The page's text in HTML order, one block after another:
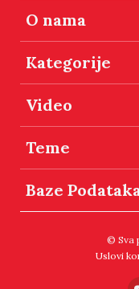
O nama
Kategorije
Video
Teme
Baze
© Sva
Uslovi